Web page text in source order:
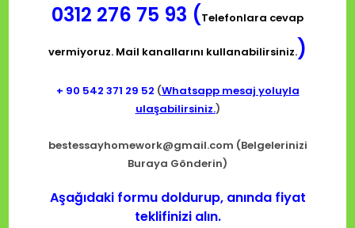
0312 276 75 93 (Telefonlara cevap
vermiyoruz. Mail kanallarını kullanabilirsiniz.)
+ 90 542 371 29 52 (Whatsapp mesaj yoluyla
ulaşabilirsiniz.)
bestessayhomework@gmail.com (Belgelerinizi
Buraya Gönderin)
Aşağıdaki formu doldurup, anında fiyat
teklifinizi alın.